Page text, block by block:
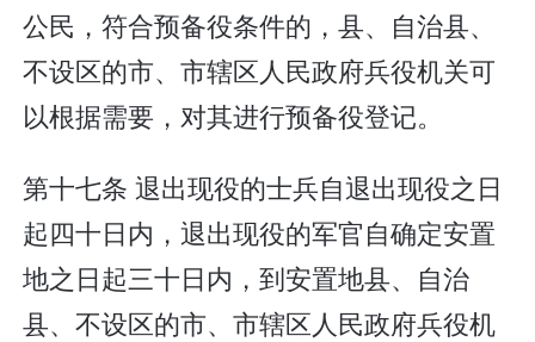
公民，符合预备役条件的，县、自治县、
不设区的市、市辖区人民政府兵役机关可
以根据需要，对其进行预备役登记。
第十七条 退出现役的士兵自退出现役之日
起四十日内，退出现役的军官自确定安置
地之日起三十日内，到安置地县、自治
县、不设区的市、市辖区人民政府兵役机